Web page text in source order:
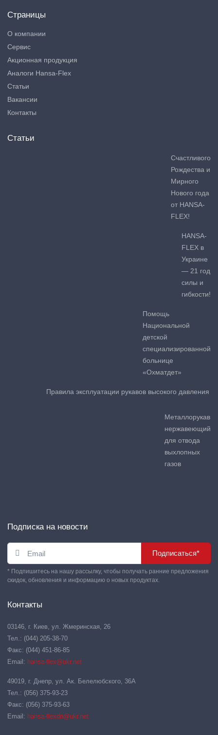
Страницы
О компании
Сервис
Акционная продукция
Аналоги Hansa-Flex
Статьи
Вакансии
Контакты
Статьи
Счастливого
Рождества и
Мирного
Нового года
от HANSA-
FLEX!
HANSA-
FLEX в
Украине
— 21 год
силы и
гибкости!
Помощь
Национальной
детской
специализированной
больнице
«Охматдет»
Правила эксплуатации рукавов высокого давления
Металлорукав
нержавеющий
для отвода
выхлопных
газов
Подписка на новости
Подписаться*
* Подпишитесь на нашу рассылку, чтобы получать ранние предложения
скидок, обновления и информацию о новых продуктах.
Контакты
03146, г. Киев, ул. Жмеринская, 26
Тел.: (044) 205-38-70
Факс: (044) 451-86-85
Email: hansa-flex@ukr.net
49019, г. Днепр, ул. Ак. Белелюбского, 36А
Тел.: (056) 375-93-23
Факс: (056) 375-93-63
Email: hansa-flexdn@ukr.net